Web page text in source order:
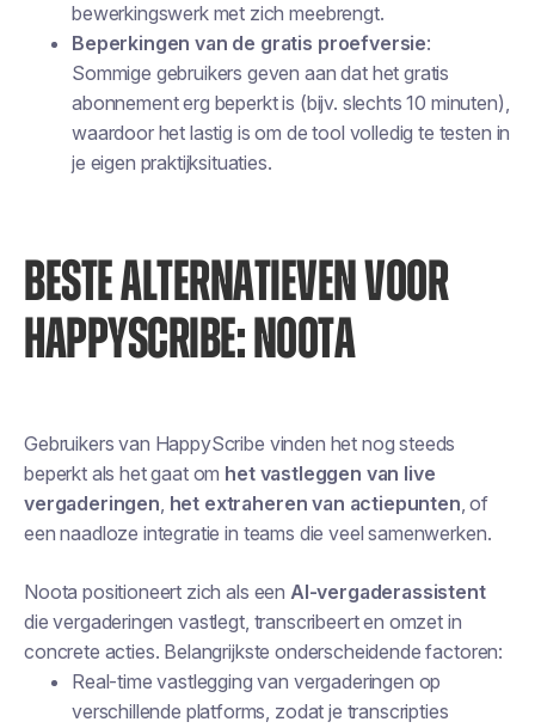
bewerkingswerk met zich meebrengt.
Beperkingen van de gratis proefversie:
Sommige gebruikers geven aan dat het gratis
abonnement erg beperkt is (bijv. slechts 10 minuten),
waardoor het lastig is om de tool volledig te testen in
je eigen praktijksituaties.
BESTE ALTERNATIEVEN VOOR
HAPPYSCRIBE: NOOTA
Gebruikers van HappyScribe vinden het nog steeds
beperkt als het gaat om het vastleggen van live
vergaderingen, het extraheren van actiepunten, of
een naadloze integratie in teams die veel samenwerken.
Noota positioneert zich als een AI-vergaderassistent
die vergaderingen vastlegt, transcribeert en omzet in
concrete acties. Belangrijkste onderscheidende factoren:
Real-time vastlegging van vergaderingen op
verschillende platforms, zodat je transcripties